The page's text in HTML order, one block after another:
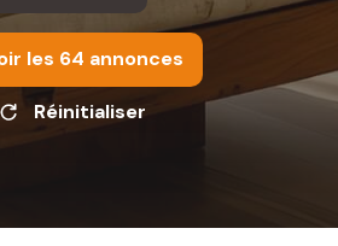
les 64 annonces
Réinitialiser